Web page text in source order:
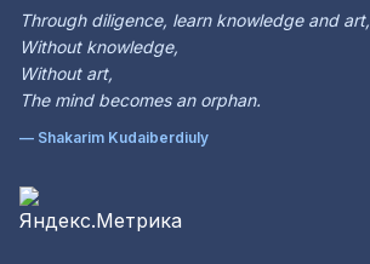
Through diligence, learn knowledge and art,
Without knowledge,
Without art,
The mind becomes an orphan.
— Shakarim Kudaiberdiuly